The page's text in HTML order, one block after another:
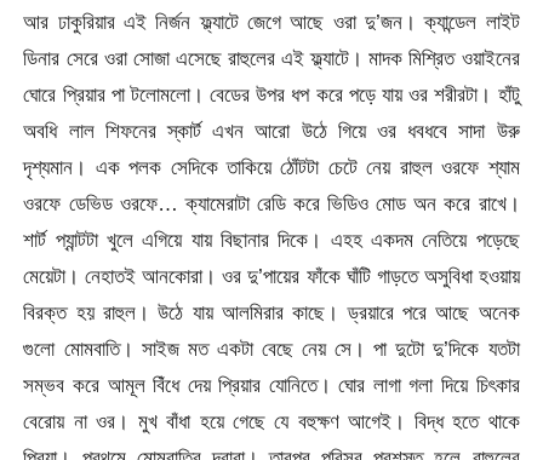
আর ঢাকুরিয়ার এই নির্জন ফ্ল্যাটে জেগে আছে ওরা দু’জন। ক্যান্ডেল লাইট
ডিনার সেরে ওরা সোজা এসেছে রাহুলের এই ফ্ল্যাটে। মাদক মিশ্রিত ওয়াইনের
ঘোরে প্রিয়ার পা টলোমলো। বেডের উপর ধপ করে পড়ে যায় ওর শরীরটা। হাঁটু
অবধি লাল শিফনের স্কার্ট এখন আরো উঠে গিয়ে ওর ধবধবে সাদা উরু
দৃশ্যমান। এক পলক সেদিকে তাকিয়ে ঠোঁটটা চেটে নেয় রাহুল ওরফে শ্যাম
ওরফে ডেভিড ওরফে… ক্যামেরাটা রেডি করে ভিডিও মোড অন করে রাখে।
শার্ট প্যান্টটা খুলে এগিয়ে যায় বিছানার দিকে। এহহ একদম নেতিয়ে পড়েছে
মেয়েটা। নেহাতই আনকোরা। ওর দু’পায়ের ফাঁকে ঘাঁটি গাড়তে অসুবিধা হওয়ায়
বিরক্ত হয় রাহুল। উঠে যায় আলমিরার কাছে। ড্রয়ারে পরে আছে অনেক
গুলো মোমবাতি। সাইজ মত একটা বেছে নেয় সে। পা দুটো দু’দিকে যতটা
সম্ভব করে আমূল বিঁধে দেয় প্রিয়ার যোনিতে। ঘোর লাগা গলা দিয়ে চিৎকার
বেরোয় না ওর। মুখ বাঁধা হয়ে গেছে যে বহুক্ষণ আগেই। বিদ্ধ হতে থাকে